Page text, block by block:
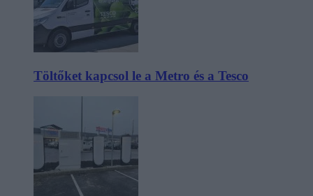
Töltőket kapcsol le a Metro és a Tesco